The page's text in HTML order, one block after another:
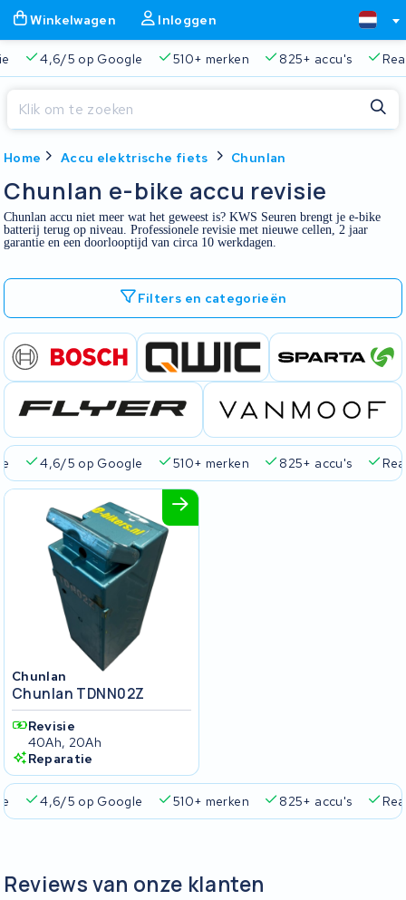
Winkelwagen Inloggen
4,6/5 op Google 510+ merken 825+ accu's
Home Accu elektrische fiets Chunlan
Chunlan e-bike accu revisie
Chunlan accu niet meer wat het geweest is? KWS Seuren brengt je e-bike
batterij terug op niveau. Professionele revisie met nieuwe cellen, 2 jaar
garantie en een doorlooptijd van circa 10 werkdagen.
Filters en categorieën
4,6/5 op Google 510+ merken 825+ accu's
Chunlan
Chunlan TDNN02Z
Revisie
40Ah, 20Ah
Reparatie
4,6/5 op Google 510+ merken 825+ accu's
Reviews van onze klanten
Je winkelwagen is leeg.
Sluiten
Begin te typen in de zoekbalk om te zoeken